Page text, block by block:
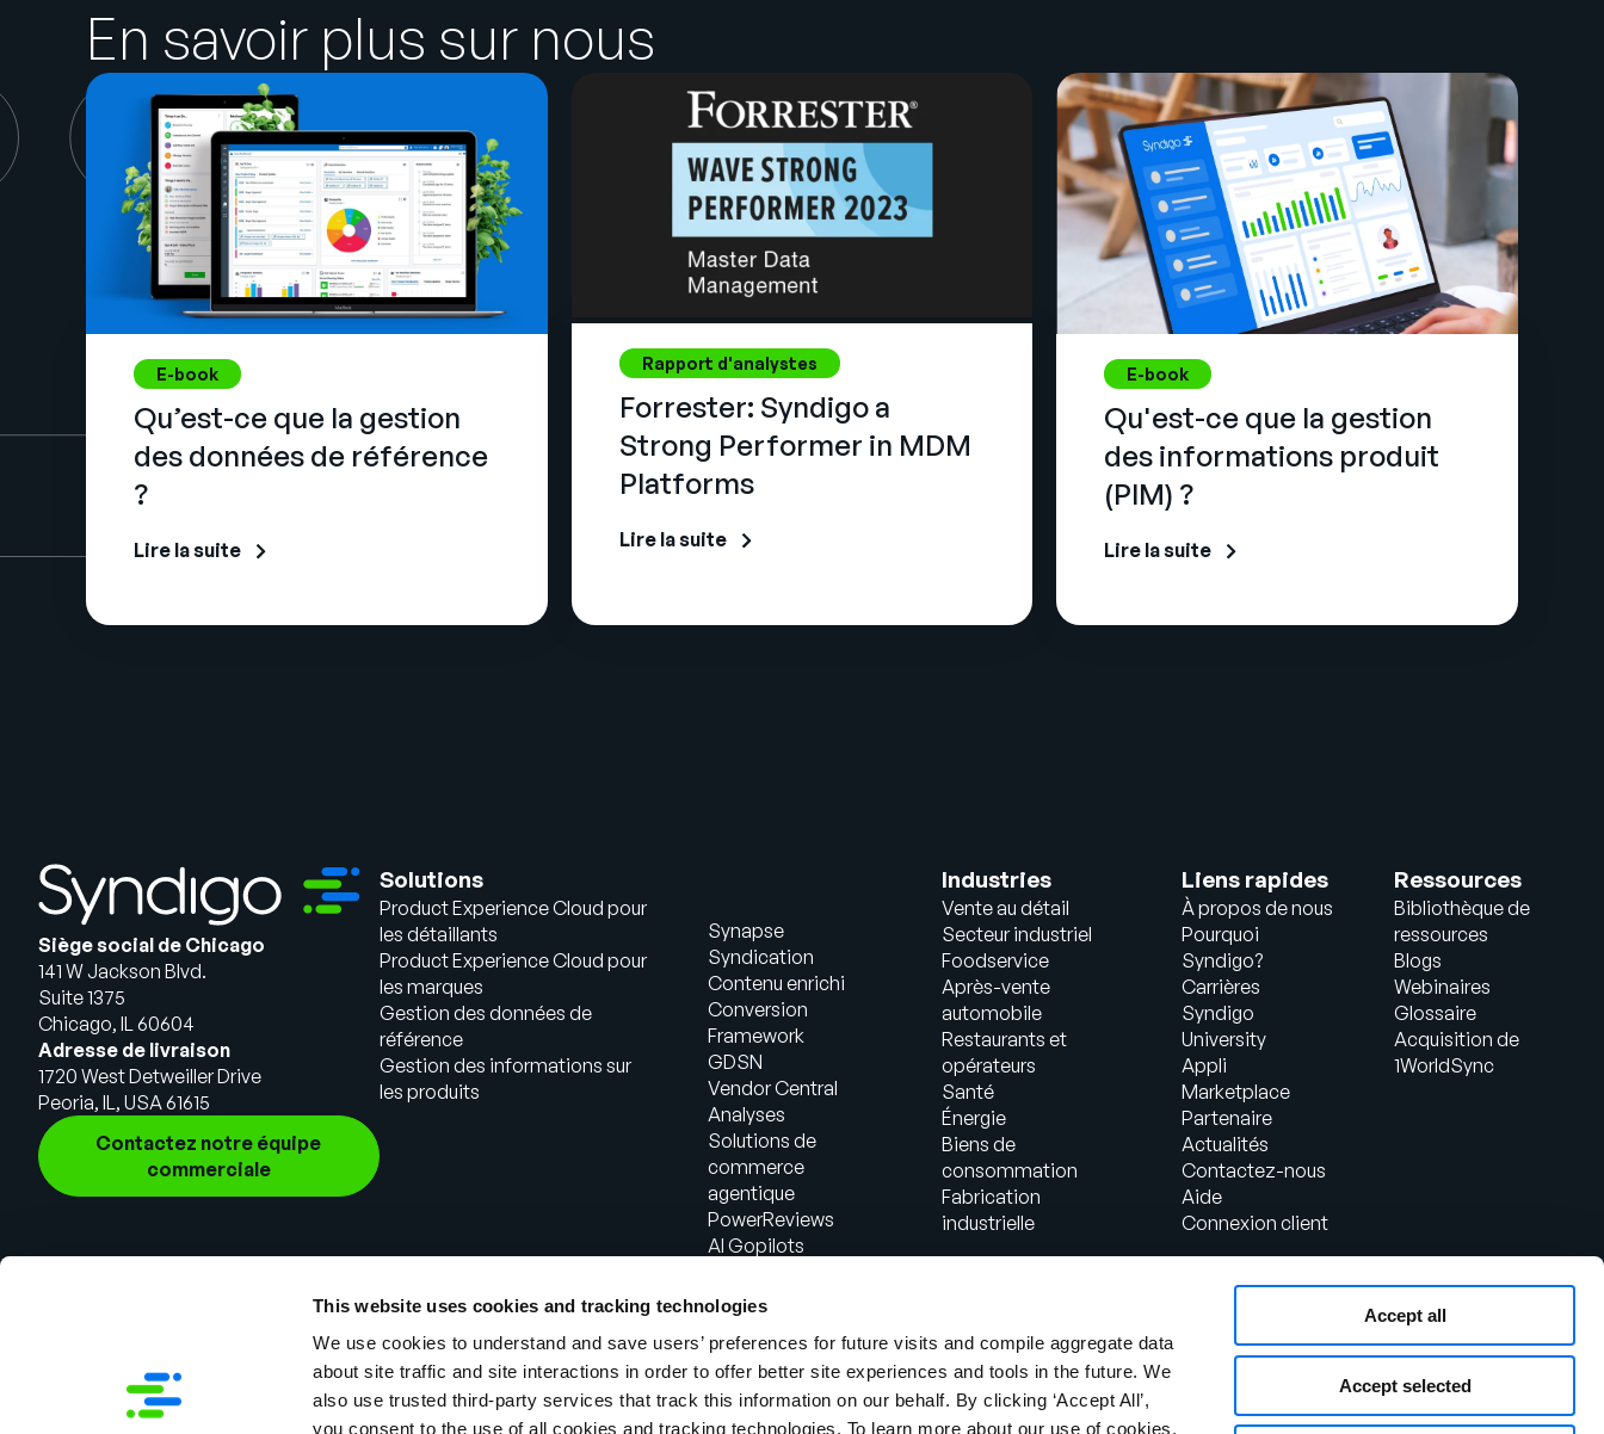
This website uses cookies and tracking technologies
We use cookies to understand and save users’ preferences for future visits and compile aggregate data
about site traffic and site interactions in order to offer better site experiences and tools in the future. We
also use trusted third-party services that track this information on our behalf. By clicking ‘Accept All’,
you consent to the use of all cookies and tracking technologies. To learn more about our use of cookies,
Accept all
Accept selected
En savoir plus sur nous
E-book
Qu’est-ce que la gestion
des données de référence
?
Lire la suite
Rapport d'analystes
Forrester: Syndigo a
Strong Performer in MDM
Platforms
Lire la suite
E-book
Qu'est-ce que la gestion
des informations produit
(PIM) ?
Lire la suite
Siège social de Chicago
141 W Jackson Blvd.
Suite 1375
Chicago, IL 60604
Adresse de livraison
1720 West Detweiller Drive
Peoria, IL, USA 61615
Contactez notre équipe
commerciale
Solutions
Product Experience Cloud pour
les détaillants
Product Experience Cloud pour
les marques
Gestion des données de
référence
Gestion des informations sur
les produits
Synapse
Syndication
Contenu enrichi
Conversion
Framework
GDSN
Vendor Central
Analyses
Solutions de
commerce
agentique
PowerReviews
AI Gopilots
Informations
nutritionnelles et
bien-être
Solution en
magasin
Services
Industries
Vente au détail
Secteur industriel
Foodservice
Après-vente
automobile
Restaurants et
opérateurs
Santé
Énergie
Biens de
consommation
Fabrication
industrielle
Liens rapides
À propos de nous
Pourquoi
Syndigo?
Carrières
Syndigo
University
Appli
Marketplace
Partenaire
Actualités
Contactez-nous
Aide
Connexion client
Ressources
Bibliothèque de
ressources
Blogs
Webinaires
Glossaire
Acquisition de
1WorldSync